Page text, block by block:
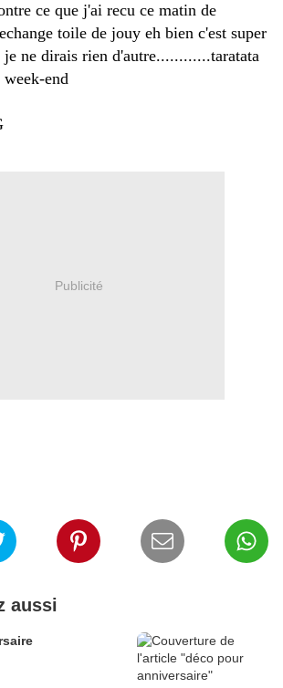
ce que j'ai recu ce matin de
toile de jouy eh bien c'est super
ne dirais rien d'autre............taratata
end
Publicité
aussi